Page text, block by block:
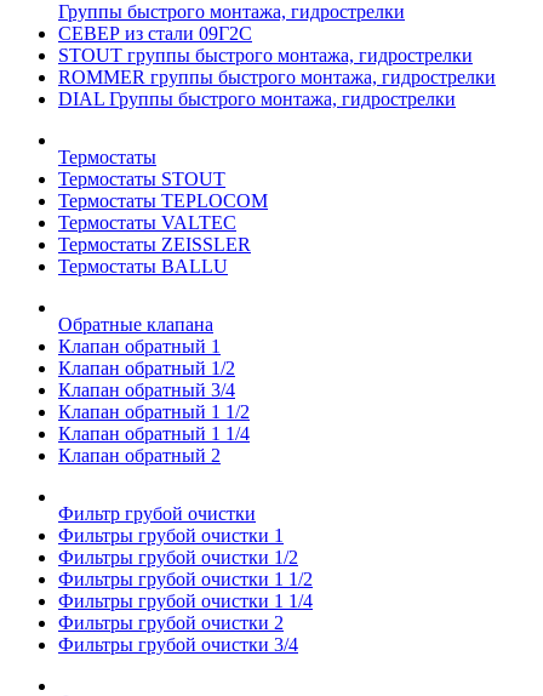
Группы быстрого монтажа, гидрострелки
СЕВЕР из стали 09Г2С
STOUT группы быстрого монтажа, гидрострелки
ROMMER группы быстрого монтажа, гидрострелки
DIAL Группы быстрого монтажа, гидрострелки
Термостаты
Термостаты STOUT
Термостаты TEPLOCOM
Термостаты VALTEC
Термостаты ZEISSLER
Термостаты BALLU
Обратные клапана
Клапан обратный 1
Клапан обратный 1/2
Клапан обратный 3/4
Клапан обратный 1 1/2
Клапан обратный 1 1/4
Клапан обратный 2
Фильтр грубой очистки
Фильтры грубой очистки 1
Фильтры грубой очистки 1/2
Фильтры грубой очистки 1 1/2
Фильтры грубой очистки 1 1/4
Фильтры грубой очистки 2
Фильтры грубой очистки 3/4